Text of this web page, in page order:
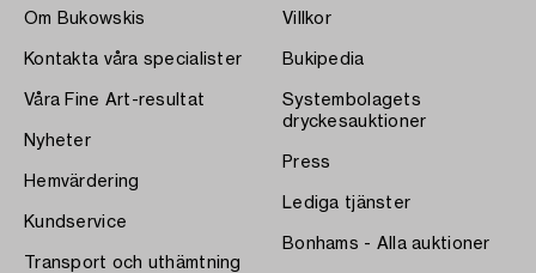
Om Bukowskis
Kontakta våra specialister
Våra Fine Art-resultat
Nyheter
Hemvärdering
Kundservice
Transport och uthämtning
Villkor
Bukipedia
Systembolagets
dryckesauktioner
Press
Lediga tjänster
Bonhams - Alla auktioner